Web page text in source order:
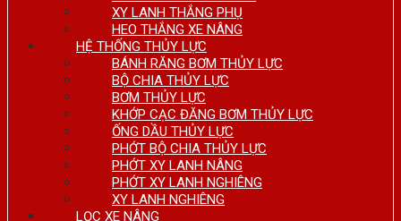
XY LANH THẮNG PHỤ
HEO THẮNG XE NÂNG
HỆ THỐNG THỦY LỰC
BÁNH RĂNG BƠM THỦY LỰC
BỘ CHIA THỦY LỰC
BƠM THỦY LỰC
KHỚP CẠC ĐĂNG BƠM THỦY LỰC
ỐNG DẦU THỦY LỰC
PHỚT BỘ CHIA THỦY LỰC
PHỚT XY LANH NÂNG
PHỚT XY LANH NGHIÊNG
XY LANH NGHIÊNG
LỌC XE NÂNG